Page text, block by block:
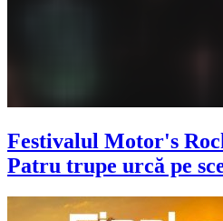
Festivalul Motor's
Patru trupe urcă pe